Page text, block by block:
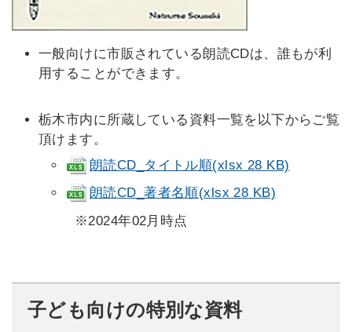
一般向けに市販されている朗読CDは、誰もが利
用することができます。
栃木市内に所蔵している資料一覧を以下からご覧
頂けます。
朗読CD_タイトル順(xlsx 28 KB)
朗読CD_著者名順(xlsx 28 KB)
※2024年02月時点
子ども向けの特別な資料